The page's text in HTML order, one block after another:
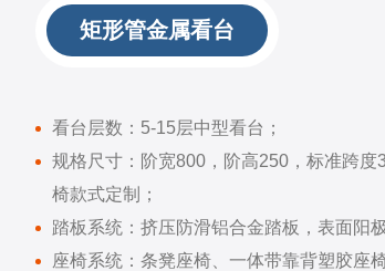
矩形管金属看台
看台层数：5-15层中型看台；
规格尺寸：阶宽800，阶高250，标准跨
椅款式定制；
踏板系统：挤压防滑铝合金踏板，表面阳
座椅系统：条凳座椅、一体带靠背塑胶座